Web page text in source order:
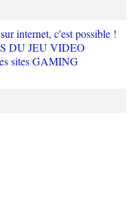
internet, c'est possible !
DU JEU VIDEO
sites GAMING